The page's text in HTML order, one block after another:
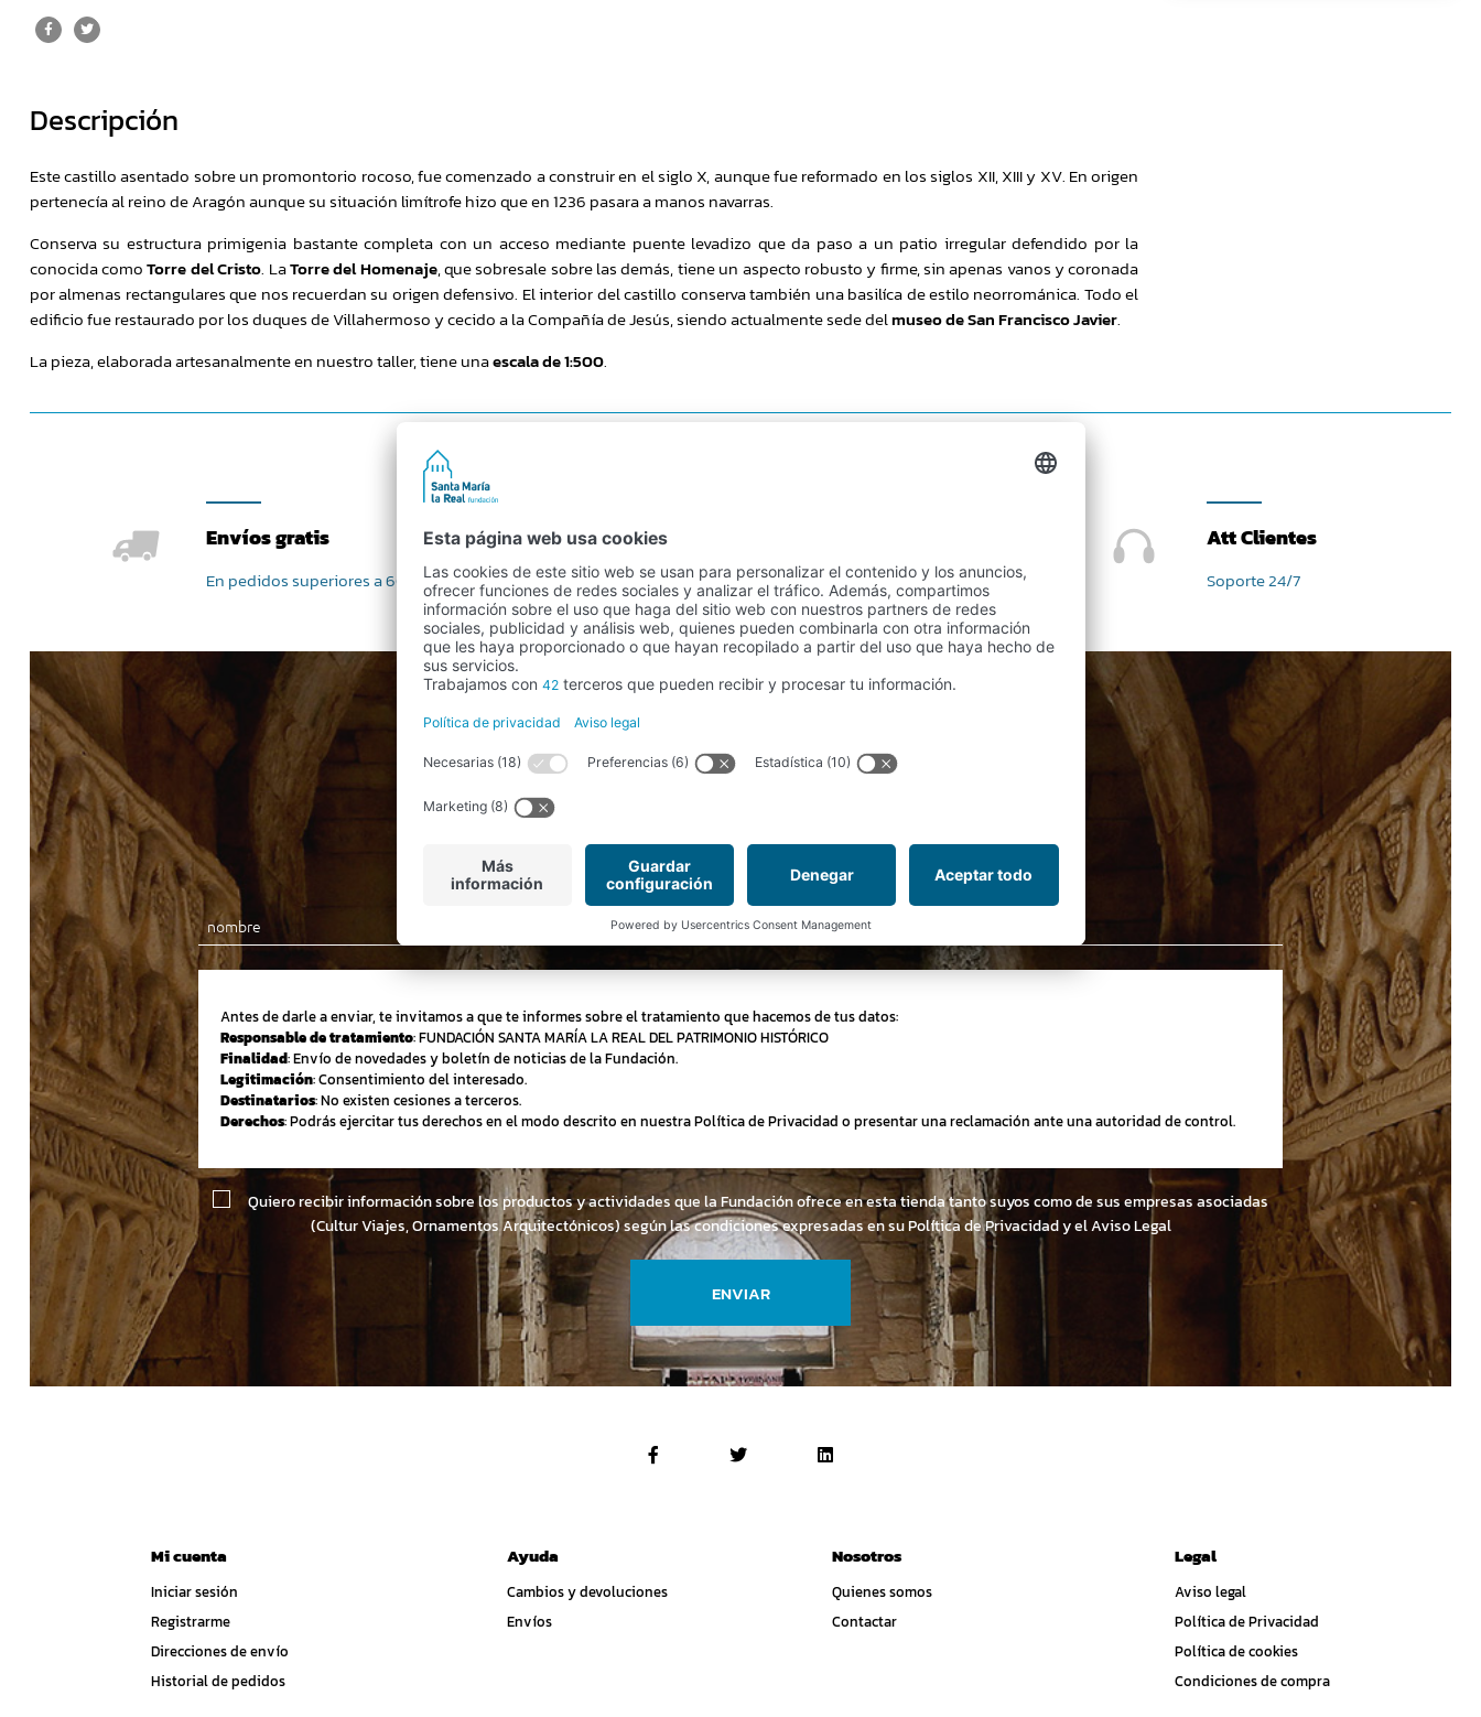
Descripción
Este castillo asentado sobre un promontorio rocoso, fue comenzado a construir en el siglo X, aunque fue reformado en los siglos XII, XIII y XV. En origen
pertenecía al reino de Aragón aunque su situación limítrofe hizo que en 1236 pasara a manos navarras.
Conserva su estructura primigenia bastante completa con un acceso mediante puente levadizo que da paso a un patio irregular defendido por la
conocida comoTorre del Cristo. LaTorre del Homenaje, que sobresale sobre las demás, tiene un aspecto robusto y firme, sin apenas vanos y coronada
por almenas rectangulares que nos recuerdan su origen defensivo. El interior del castillo conserva también una basilíca de estilo neorrománica. Todo el
edificio fue restaurado por los duques de Villahermoso y cecido a la Compañía de Jesús, siendo actualmente sede delmuseo de San Francisco Javier.
La pieza, elaborada artesanalmente en nuestro taller, tiene unaescala de 1:500.
Envíos gratis
En pedidos superiores a 60 € 100% seguridad en el pago
Att Clientes
Soporte 24/7
Newsletter
novedades y grandes ofertas y descuentos.
Antes de darle a enviar, te invitamos a que te informes sobre el tratamiento que hacemos de tus datos:
Responsable de tratamiento: FUNDACIÓN SANTA MARÍA LA REAL DEL PATRIMONIO HISTÓRICO
Finalidad: Envío de novedades y boletín de noticias de la Fundación.
Legitimación: Consentimiento del interesado.
Destinatarios: No existen cesiones a terceros.
Derechos: Podrás ejercitar tus derechos en el modo descrito en nuestra Política de Privacidad o presentar una reclamación ante una autoridad de control.
Quiero recibir información sobre los productos y actividades que la Fundación ofrece en esta tienda tanto suyos como de sus empresas asociadas
(Cultur Viajes, Ornamentos Arquitectónicos) según las condiciones expresadas en suPolítica de Privacidad y el Aviso Legal
ENVIAR
Mi cuenta
Iniciar sesión
Registrarme
Direcciones de envío
Historial de pedidos
Ayuda
Cambios y devoluciones
Envíos
Nosotros
Quienes somos
Contactar
Legal
Aviso legal
Política de Privacidad
Política de cookies
Condiciones de compra